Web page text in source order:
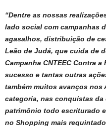
“Dentre as nossas
lado social com campanhas
agasalhos, distribuição de
Leão de Judá, que cuida de
Campanha CNTEEC Contra
sucesso e tantas outras
também muitos avanços
categoria, nas conquistas
patrimônio todo escriturado
no Shopping mais